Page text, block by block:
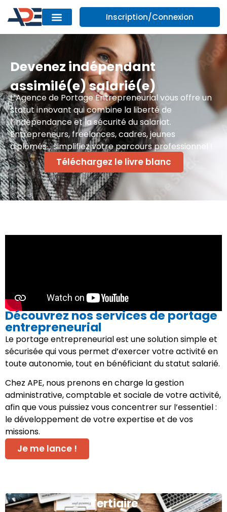
Inscription/Connexion
Devenez indépendant
assimilé(e) salarié(e)
L’Agence de Portage Entrepreneurial vous offre un
statut innovant qui combine la liberté de
l’indépendance et la sécurité du salariat.
Entrepreneurs, freelances, cadres, jeunes
diplômés… simplifiez votre parcours professionnel !
Téléchargez le livre blanc
Découvrez nos services de portage
entrepreneurial
Le portage entrepreneurial est une solution simple et
sécurisée qui vous permet d’exercer votre activité en
toute autonomie, tout en bénéficiant du statut salarié.
Chez APE, nous prenons en charge la gestion
administrative, comptable et sociale de votre activité,
afin que vous puissiez vous concentrer sur l’essentiel :
le développement de votre expertise et de vos
missions.
Je me lance !
Tertiaire